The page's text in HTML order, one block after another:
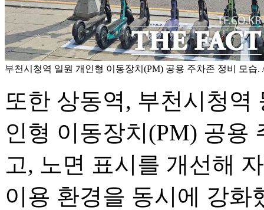
부천시청역 일원 개인형 이동장치(PM) 공용 주차존 정비 모습.
또한 상동역, 부천시청역
인형 이동장치(PM) 공용
고, 노면 표시를 개선해
이용 환경을 동시에 강화